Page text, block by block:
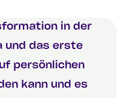
in der
und das erste
persönlichen
kann und es